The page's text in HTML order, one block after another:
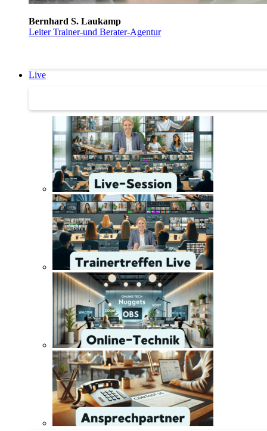
Bernhard S. Laukamp
Leiter Trainer-und Berater-Agentur
Live